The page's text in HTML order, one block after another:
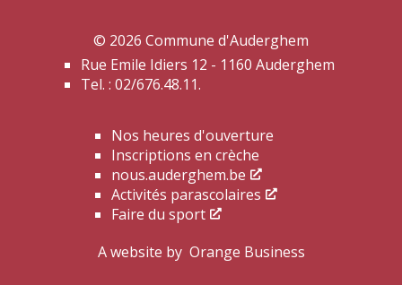
© 2026 Commune d'Auderghem
Rue Emile Idiers 12 - 1160 Auderghem
Tel. : 02/676.48.11.
Nos heures d'ouverture
Inscriptions en crèche
nous.auderghem.be
Activités parascolaires
Faire du sport
A website by Orange Business